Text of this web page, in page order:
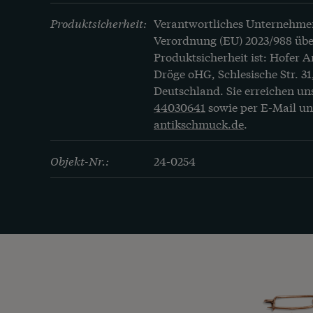
Produktsicherheit: Verantwortliches
Verordnung (EU) 2023/988
Produktsicherheit ist: Hofer
Dröge oHG, Schlesische Str.
Deutschland. Sie erreichen
44030641 sowie per E-Mail
antikschmuck.de.
Objekt-Nr.: 24-0254